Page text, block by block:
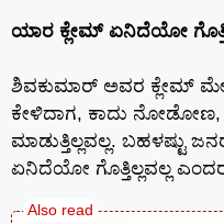
ಯಾರ ಕ್ಲೇಮ್ ಏನಿದೆಯೋ
ಶಿವಕುಮಾರ್ ಅವರ ಕ್ಲೇಮ್
ಕೇಳಿದಾಗ, ಕಾದು ನೋಡೋಣ,
ಮಾಡುತ್ತಿಲ್ಲವಲ್ಲ. ಬಹಳಷ್ಟು
ಏನಿದೆಯೋ ಗೊತ್ತಿಲ್ಲವಲ್ಲ